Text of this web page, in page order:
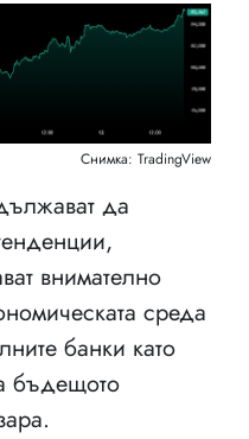
Снимка: TradingView
да
внимателно
среда
банки като
бъдещото